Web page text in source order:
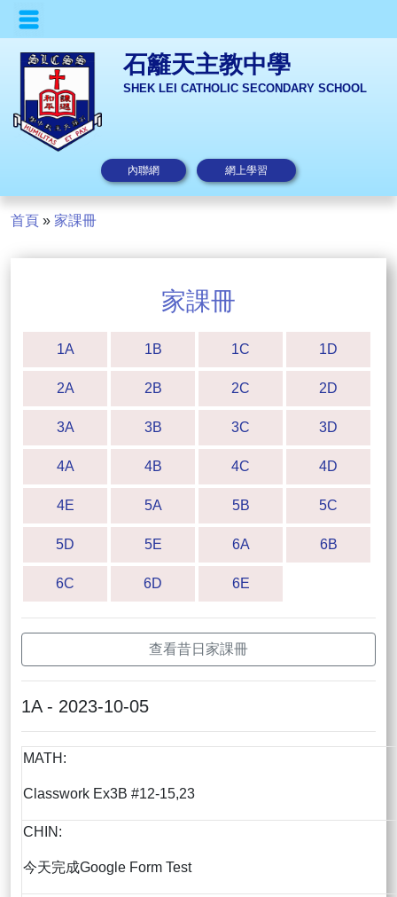
石籬天主教中學
SHEK LEI CATHOLIC SECONDARY SCHOOL
內聯網 網上學習
首頁 » 家課冊
家課冊
1A 1B 1C 1D
2A 2B 2C 2D
3A 3B 3C 3D
4A 4B 4C 4D
4E 5A 5B 5C
5D 5E 6A 6B
6C 6D 6E
查看昔日家課冊
1A - 2023-10-05
MATH:
Classwork Ex3B #12-15,23
CHIN:
今天完成Google Form Test